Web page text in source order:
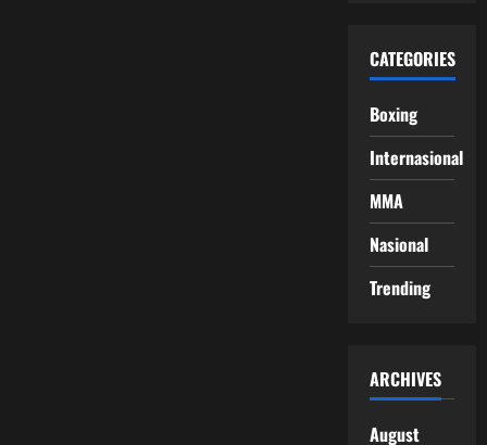
CATEGORIES
Boxing
Internasional
MMA
Nasional
Trending
ARCHIVES
August